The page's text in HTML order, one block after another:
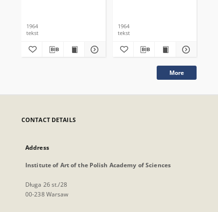
1964
tekst
1964
tekst
More
CONTACT DETAILS
Address
Institute of Art of the Polish Academy of Sciences
Długa 26 st./28
00-238 Warsaw